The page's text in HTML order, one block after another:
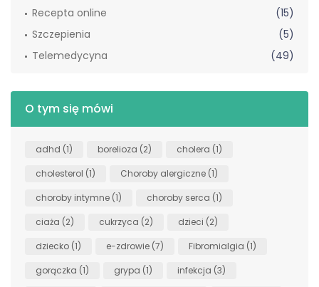
Recepta online
(15)
Szczepienia
(5)
Telemedycyna
(49)
O tym się mówi
adhd (1) borelioza (2) cholera (1)
cholesterol (1) Choroby alergiczne (1)
choroby intymne (1) choroby serca (1)
ciaża (2) cukrzyca (2) dzieci (2)
dziecko (1) e-zdrowie (7) Fibromialgia (1)
gorączka (1) grypa (1) infekcja (3)